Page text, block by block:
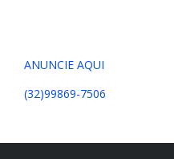
ANUNCIE AQUI
(32)99869-7506